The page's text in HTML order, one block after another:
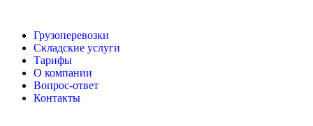
Грузоперевозки
Складские услуги
Тарифы
О компании
Вопрос-ответ
Контакты